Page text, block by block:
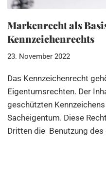
Markenrecht als
Kennzeichenrechts
23. November 2022
Das Kennzeichenrecht
Eigentumsrechten. Der
geschützten
Sacheigentum. Diese
Dritten die Benutzung des